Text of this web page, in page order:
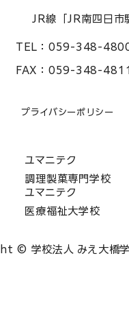
JR線「JR南四日
TEL： 059-348-
FAX： 059-348-4811
プライバシーポリシー
ユマニテク
調理製菓専門学校
ユマニテク
医療福祉大学校
© 学校法人 みえ大橋